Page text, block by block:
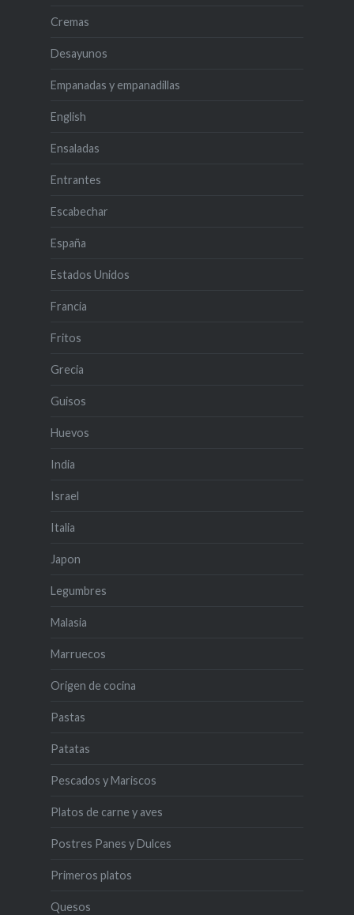
Cremas
Desayunos
Empanadas y empanadillas
English
Ensaladas
Entrantes
Escabechar
España
Estados Unidos
Francia
Fritos
Grecia
Guisos
Huevos
India
Israel
Italia
Japon
Legumbres
Malasia
Marruecos
Origen de cocina
Pastas
Patatas
Pescados y Mariscos
Platos de carne y aves
Postres Panes y Dulces
Primeros platos
Quesos